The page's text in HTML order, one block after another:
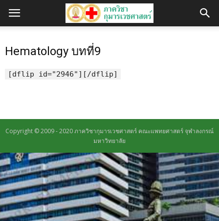
Hematology บทที่9
[dflip id="2946"][/dflip]
Copyright © 2009 - 2020 ภาควิชากุมารเวชศาสตร์ คณะแพทยศาสตร์ จุฬาลงกรณ์
มหาวิทยาลัย